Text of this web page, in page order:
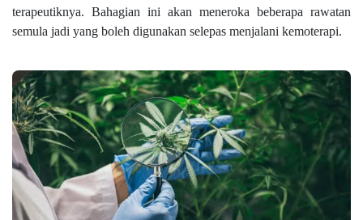
terapeutiknya. Bahagian ini akan meneroka beberapa rawatan
semula jadi yang boleh digunakan selepas menjalani kemoterapi.